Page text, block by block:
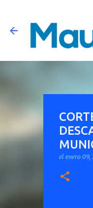
el enero 09,